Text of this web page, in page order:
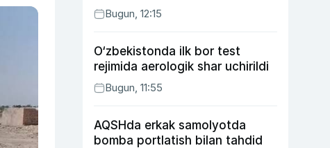
Bugun, 12:15
O‘zbekistonda ilk bor test
rejimida aerologik shar uchirildi
Bugun, 11:55
AQSHda erkak samolyotda
bomba portlatish bilan tahdid